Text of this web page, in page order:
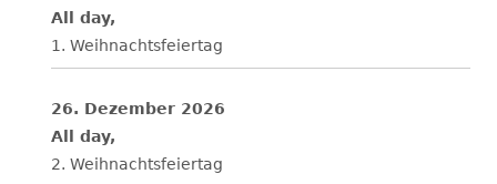
All day,
1. Weihnachtsfeiertag
26. Dezember 2026
All day,
2. Weihnachtsfeiertag